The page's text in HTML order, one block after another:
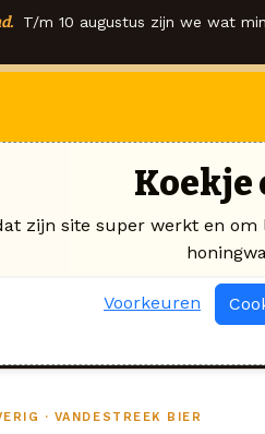
T/m 10 augustus zijn we wat
· VANDESTREEK BIER
Koekje
zijn site super werkt en
Voorkeuren